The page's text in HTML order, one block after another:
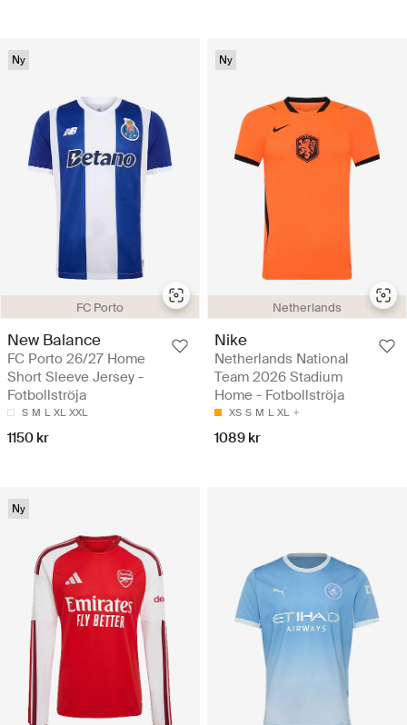
FC Porto
Ny
New Balance
FC Porto 26/27 Home
Short Sleeve Jersey -
Fotbollströja
S M L XL XXL
1150 kr
Netherlands
Ny
Nike
Netherlands National
Team 2026 Stadium
Home - Fotbollströja
XS S M L XL
1089 kr
Ny